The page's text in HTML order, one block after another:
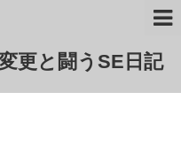
更と闘うSE日記